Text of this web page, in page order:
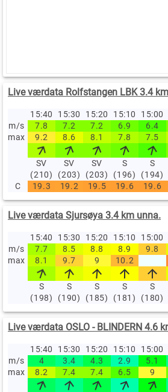
Live værdata Rolfstangen LBK 3.4
15:40 15:30 15:20 15:10 15:00
m/s
7.8 7.2 7.2 6.9 6.4
max
9.2 8.6 8.1 7.8 7.5
SV
(210)
SV
(203)
SV
(203)
S
(196)
S
(194)
C
19.3 19.2 19.5 19.6 19.6
Live værdata Sjursøya 3.4 km unna.
15:40 15:30 15:20 15:10 15:00
m/s
7.7 8.5 8.8 8.9 9.8
max
8.1 9.7 9 10.2
S
(198)
S
(190)
S
(185)
S
(181)
S
(180)
Live værdata OSLO - BLINDERN 4.6
15:40 15:30 15:20 15:10 15:00
m/s
4 3.4 4.3 2.9 5.1
max
8.2 7.4 7.4 6.5 9